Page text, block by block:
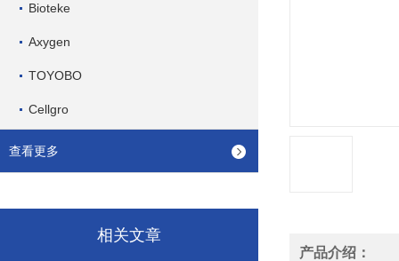
Bioteke
Axygen
TOYOBO
Cellgro
查看更多
相关文章
产品介绍：